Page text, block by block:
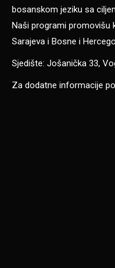
bosanskom jeziku sa
Naši programi promovišu
Sarajeva i Bosne i
Sjedište: Jošanička 33,
Za dodatne informacije